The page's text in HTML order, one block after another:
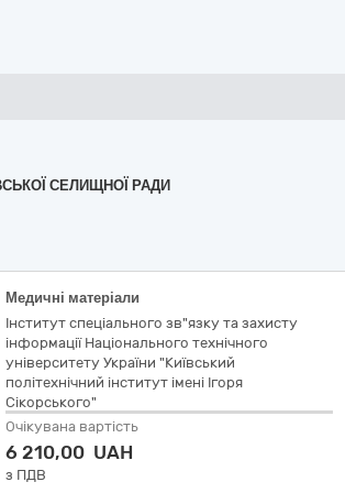
СЕЛИЩНОЇ РАДИ
Медичні матеріали
Інститут спеціального зв"язку та захисту
інформації Національного технічного
університету України "Київський
політехнічний інститут імені Ігоря
Сікорського"
Очікувана вартість
6 210,00 UAH
з ПДВ